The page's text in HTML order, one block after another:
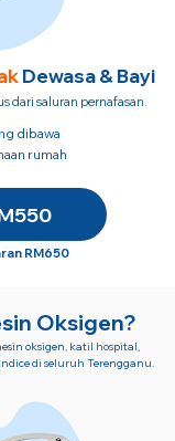
Dewasa & Bayi
dari saluran pernafasan.
dibawa
rumah
RM650
Oksigen?
oksigen, katil hospital,
di seluruh Terengganu.